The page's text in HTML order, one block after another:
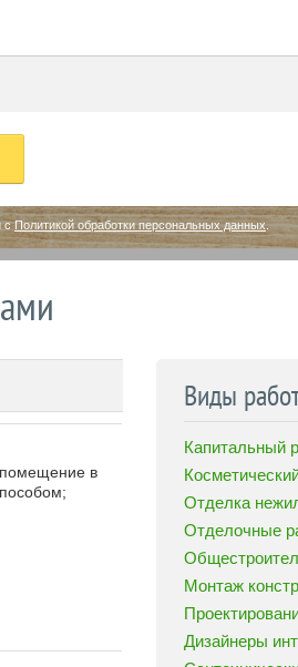
сПолитикой обработки персональных данных.
в
Виды
Капитальный
Отделка
Отделочные
Монтаж
Дизайнеры